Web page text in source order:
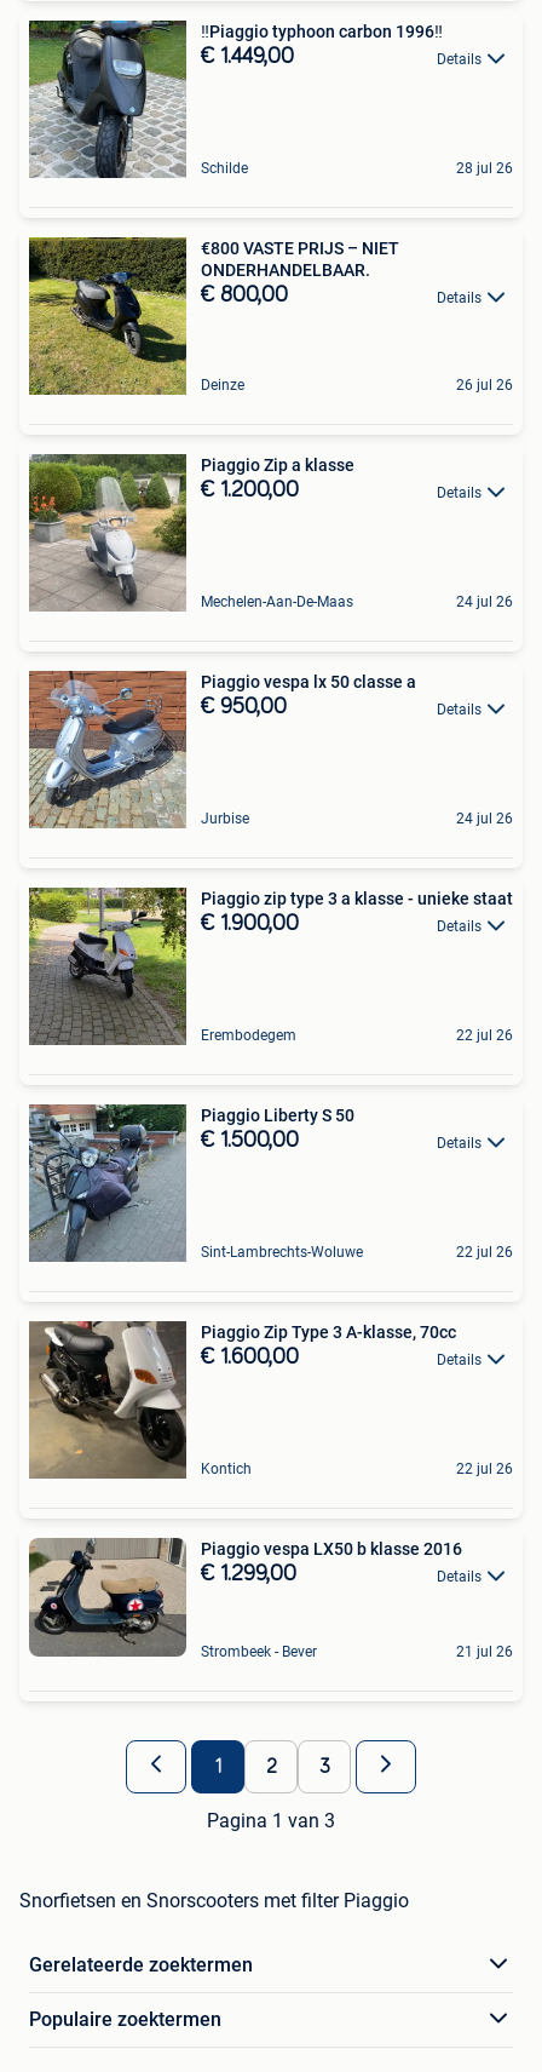
‼️Piaggio typhoon carbon 1996‼️
€ 1.449,00 Details
Schilde 28 jul 26
€800 VASTE PRIJS – NIET
ONDERHANDELBAAR.
€ 800,00 Details
Deinze 26 jul 26
Piaggio Zip a klasse
€ 1.200,00 Details
Mechelen-Aan-De-Maas 24 jul 26
Piaggio vespa lx 50 classe a
€ 950,00 Details
Jurbise 24 jul 26
Piaggio zip type 3 a klasse - unieke staat
€ 1.900,00 Details
Erembodegem 22 jul 26
Piaggio Liberty S 50
€ 1.500,00 Details
Sint-Lambrechts-Woluwe 22 jul 26
Piaggio Zip Type 3 A-klasse, 70cc
€ 1.600,00 Details
Kontich 22 jul 26
Piaggio vespa LX50 b klasse 2016
€ 1.299,00 Details
Strombeek - Bever 21 jul 26
1 2 3
Pagina 1 van 3
Snorfietsen en Snorscooters met filter Piaggio
Gerelateerde zoektermen
Populaire zoektermen